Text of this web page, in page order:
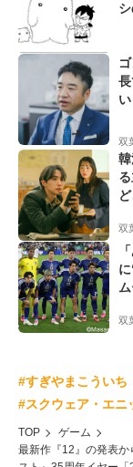
双
双
双
#すぎやまこういち
#スクウェア・エニ
TOP
ゲーム
最新作『12』の発表